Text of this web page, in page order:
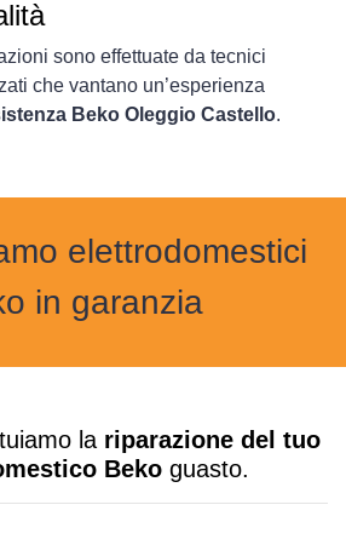
sono effettuate da tecnici
che vantano un’esperienza
Beko Oleggio Castello.
elettrodomestici
in garanzia
la riparazione del tuo
Beko guasto.